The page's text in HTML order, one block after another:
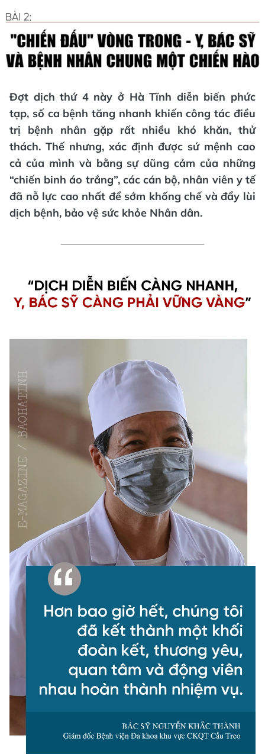
Đợt dịch thứ 4 này ở Hà Tĩnh diễn biến phức
tạp, số ca bệnh tăng nhanh khiến công tác điều
trị bệnh nhân gặp rất nhiều khó khăn, thử
thách. Thế nhưng, xác định được sứ mệnh cao
cả của mình và bằng sự dũng cảm của những
“chiến binh áo trắng”, các cán bộ, nhân viên y tế
đã nỗ lực cao nhất để sớm khống chế và đẩy lùi
dịch bệnh, bảo vệ sức khỏe Nhân dân.